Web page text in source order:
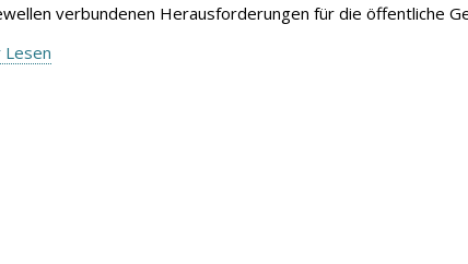
verbundenen Herausforderungen für die öffentliche
Lesen